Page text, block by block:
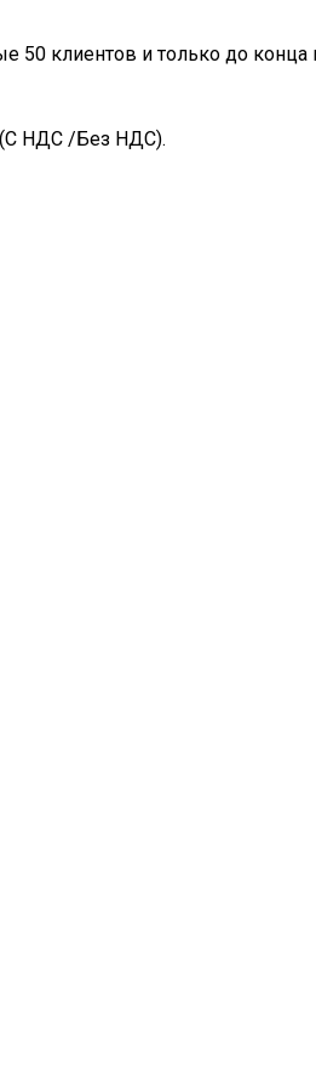
50 клиентов и только до конца
(С НДС /Без НДС).